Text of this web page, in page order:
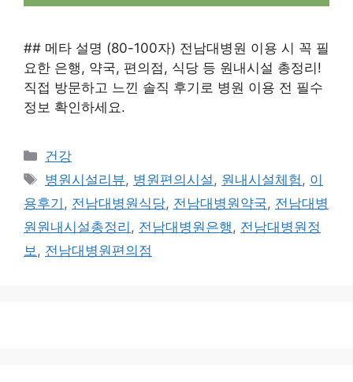
## 메타 설명 (80-100자) 전남대병원 이용 시 꼭 필
요한 은행, 약국, 편의점, 식당 등 원내시설 총정리!
직접 방문하고 느낀 솔직 후기로 병원 이용 전 필수
정보 확인하세요.
카
테
고
리
건강
태
그
병원시설리뷰, 병원편의시설 , 원내시설체험 , 이
용후기 , 전남대병원식당, 전남대병원약국, 전남대병
원원내시설총정리 , 전남대병원은행 , 전남대병원정
보 , 전남대병원편의점